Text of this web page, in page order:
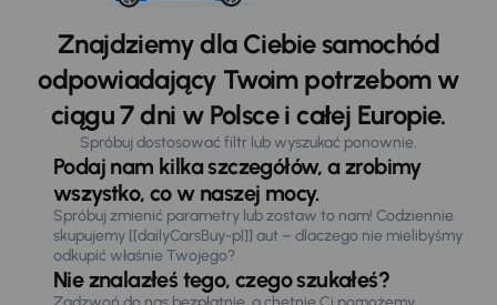
Znajdziemy dla Ciebie samochód
odpowiadający Twoim potrzebom w
ciągu 7 dni w Polsce i całej Europie.
Spróbuj dostosować filtr lub wyszukać ponownie.
Podaj nam kilka szczegółów, a zrobimy
wszystko, co w naszej mocy.
Spróbuj zmienić parametry lub zostaw to nam! Codziennie
skupujemy [[dailyCarsBuy-pl]] aut – dlaczego nie mielibyśmy
odkupić właśnie Twojego?
Nie znalazłeś tego, czego szukałeś?